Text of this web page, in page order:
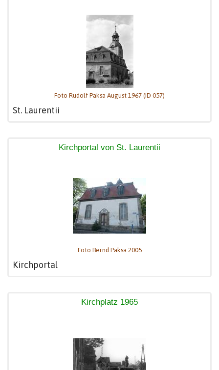
Foto Rudolf Paksa August 1967 (ID 057)
St. Laurentii
Kirchportal von St. Laurentii
Foto Bernd Paksa 2005
Kirchportal
Kirchplatz 1965